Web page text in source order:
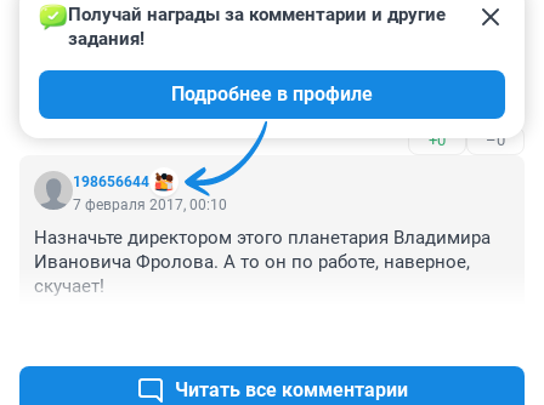
7 февраля 2017, 11:47
Может Викторию Абросимову назначить
архитектором города? На (кошках) макетах
потренировалась, организовать работу может, чем не
начальник?
+0 –0
198656644
Получай награды за комментарии и другие
задания!
Подробнее в профиле
7 февраля 2017, 00:10
Назначьте директором этого планетария Владимира
Ивановича Фролова. А то он по работе, наверное,
скучает!
Читать все комментарии